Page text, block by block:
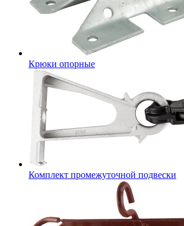
Крюки опорные
Комплект промежуточной подвески